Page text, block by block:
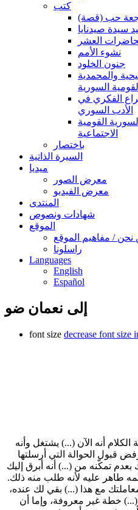
كتب
حب (قصة)
سيدة صيدنايا
العشر
نشوء الأمم
جنون الخلود
والمحمدية
السورية
الفكري في
الأدب السوري
القومية
الاجتماعية
باختصار
السيرة الذاتية
ميديا
معرض الصور
معرض الفيديو
المنتدى
شهادات ونصوص
الموقع
نحن / مفاهيم الموقع
راسلونا
Languages
English
Español
إلى نعمان ضو
font size decrease font size
أنه الآن (...) يشتغل وأنه
قبول الحوالة التي أرسلتها
تمكّنه من (...) أنه أبرق إليك
طاهر عليه لأنه طلب منه ذلك.
مع هذا (...) بقي لك عنده،
(...) خطة غير معروفة، وإما أن